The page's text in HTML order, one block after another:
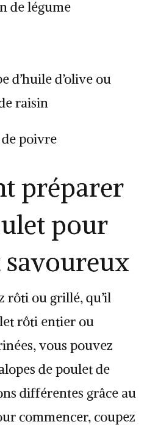
de légume
d’huile d’olive ou
raisin
de poivre
préparer
pour
savoureux
rôti ou grillé, qu’il
rôti entier ou
vous pouvez
de poulet de
différentes grâce au
commencer, coupez